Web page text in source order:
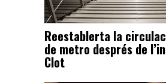
Reestablerta la
de metro després de
Clot